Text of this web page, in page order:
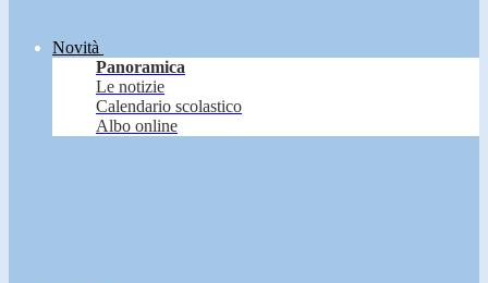
Novità
Panoramica
Le notizie
Calendario scolastico
Albo online